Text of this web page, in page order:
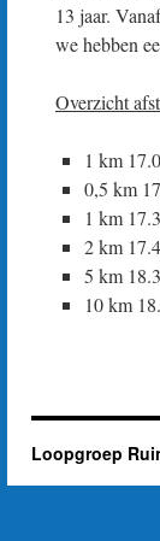
13 jaar.
we hebben
Overzicht
1 km
0,5 km
1 km
2 km
5 km
10 km
Loopgroep